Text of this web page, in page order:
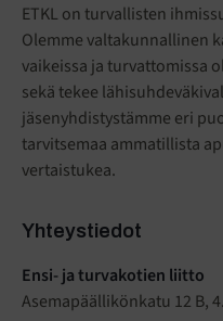
ETKL on turvallisten
Olemme valtakunnallinen
vaikeissa ja turvattomissa
sekä tekee
jäsenyhdistystämme eri
tarvitsemaa ammatillista
vertaistukea.
Yhteystiedot
Ensi- ja turvakotien liitto
Asemapäällikönkatu 12 B,